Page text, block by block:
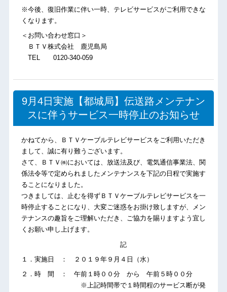
※今後、復旧作業に伴い一時、テレビサービスがご利用できな
くなります。
＜お問い合わせ窓口＞
ＢＴＶ株式会社 鹿児島局
TEL 0120-340-059
9月4日実施【都城局】伝送路メンテナン
スに伴うサービス一時停止のお知らせ
かねてから、ＢＴＶケーブルテレビサービスをご利用いただき
まして、誠に有り難うございます。
さて、ＢＴＶ㈱においては、放送法及び、電気通信事業法、関
係法令等で定められましたメンテナンスを下記の日程で実施す
ることになりました。
つきましては、止むを得ずＢＴＶケーブルテレビサービスを一
時停止することになり、大変ご迷惑をお掛け致しますが、メン
テナンスの趣旨をご理解いただき、ご協力を賜りますよう宜し
くお願い申し上げます。
記
１．実施日 ： ２０１９年９月４日（水）
２．時 間 ： 午前１時００分 から 午前５時００分
※上記時間帯で１時間程のサービス断が発